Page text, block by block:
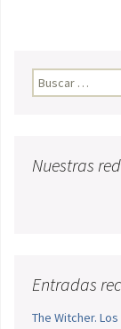
Buscar:
Nuestras
Entradas
The Witcher.